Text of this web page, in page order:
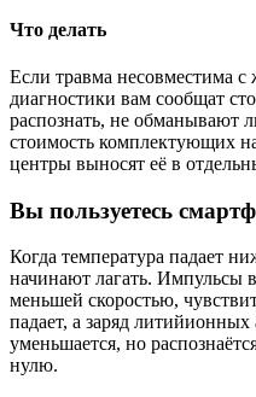
Что делать
Если травма несовместима
диагностики вам сообщат
распознать, не обманывают
стоимость комплектующих
центры выносят её в
Вы пользуетесь
Когда температура падает
начинают лагать. Импульсы
меньшей скоростью,
падает, а заряд
уменьшается, но
нулю.